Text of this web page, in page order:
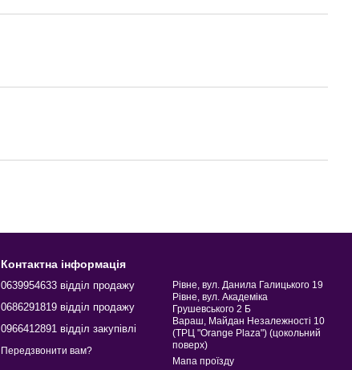
Контактна інформація
0639954633 відділ продажу
0686291819 відділ продажу
0966412891 відділ закупівлі
Передзвонити вам?
Рівне, вул. Данила Галицького 19
Рівне, вул. Академіка
Грушевського 2 Б
Вараш, Майдан Незалежності 10
(ТРЦ "Orange Plaza") (цокольний
поверх)
Мапа проїзду